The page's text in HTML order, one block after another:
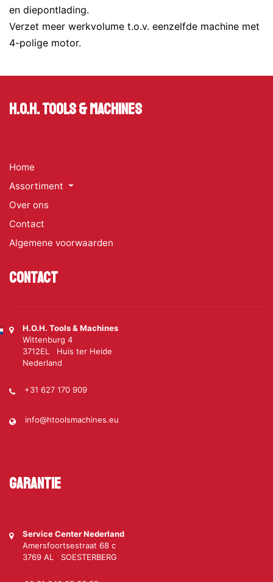
en diepontlading.
Verzet meer werkvolume t.o.v. eenzelfde machine met
4-polige motor.
H.O.H. Tools & Machines
Home
Assortiment
Over ons
Contact
Algemene voorwaarden
Contact
H.O.H. Tools & Machines
Wittenburg 4
3712EL Huis ter Heide
Nederland
+31 627 170 909
info@htoolsmachines.eu
Garantie
Service Center Nederland
Amersfoortsestraat 68 c
3769 AL SOESTERBERG